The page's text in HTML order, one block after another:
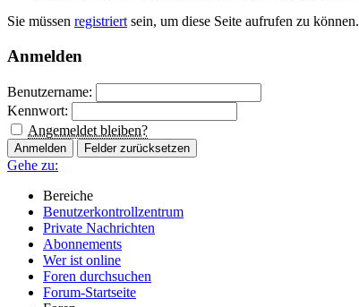
Sie müssen registriert sein, um diese Seite aufrufen zu können.
Anmelden
Benutzername:
Kennwort:
Angemeldet bleiben?
Gehe zu:
Bereiche
Benutzerkontrollzentrum
Private Nachrichten
Abonnements
Wer ist online
Foren durchsuchen
Forum-Startseite